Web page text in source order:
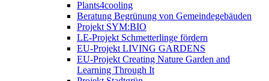
Plants4cooling
Beratung Begrünung von Gemeindegebäuden
Projekt SYM:BIO
LE-Projekt Schmetterlinge fördern
EU-Projekt LIVING GARDENS
EU-Projekt Creating Nature Garden and
Learning Through It